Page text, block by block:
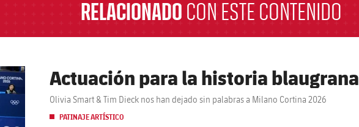
RELACIONADO CON ESTE CONTENIDO
Actuación para la historia blaugrana
Olivia Smart & Tim Dieck nos han dejado sin palabras a Milano Cortina 2026
PATINAJE ARTÍSTICO